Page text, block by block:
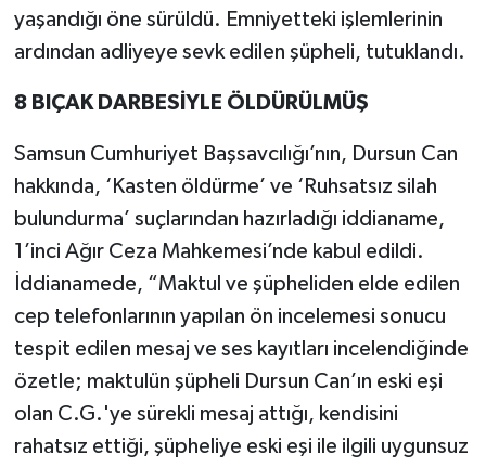
yaşandığı öne sürüldü. Emniyetteki işlemlerinin
ardından adliyeye sevk edilen şüpheli, tutuklandı.
8 BIÇAK DARBESİYLE ÖLDÜRÜLMÜŞ
Samsun Cumhuriyet Başsavcılığı’nın, Dursun Can
hakkında, ‘Kasten öldürme’ ve ‘Ruhsatsız silah
bulundurma’ suçlarından hazırladığı iddianame,
1’inci Ağır Ceza Mahkemesi’nde kabul edildi.
İddianamede, “Maktul ve şüpheliden elde edilen
cep telefonlarının yapılan ön incelemesi sonucu
tespit edilen mesaj ve ses kayıtları incelendiğinde
özetle; maktulün şüpheli Dursun Can’ın eski eşi
olan C.G.'ye sürekli mesaj attığı, kendisini
rahatsız ettiği, şüpheliye eski eşi ile ilgili uygunsuz